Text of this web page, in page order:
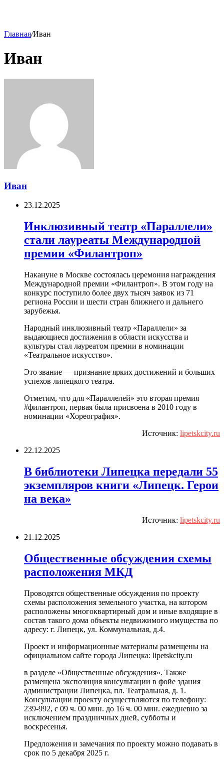
Главная/Иван
Иван
Иван
23.12.2025
Инклюзивный театр «Параллели»
стали лауреаты Международной
премии «Филантроп»
Накануне в Москве состоялась церемония награждения
Международной премии «Филантроп». В этом году на
конкурс поступило более двух тысяч заявок из 71
региона России и шести стран ближнего и дальнего
зарубежья.
Народный инклюзивный театр «Параллели» за
выдающиеся достижения в области искусства и
культуры стал лауреатом премии в номинации
«Театральное искусство».
Это звание — признание ярких достижений и больших
успехов липецкого театра.
Отметим, что для «Параллелей» это вторая премия
#филантроп, первая была присвоена в 2010 году в
номинации «Хореография».
Источник: lipetskcity.ru
22.12.2025
В библиотеки Липецка передали 55
экземпляров книги «Липецк. Герои
на века»
Источник: lipetskcity.ru
21.12.2025
Общественные обсуждения схемы
расположения МКД
Проводятся общественные обсуждения по проекту
схемы расположения земельного участка, на котором
расположены многоквартирный дом и иные входящие в
состав такого дома объекты недвижимого имущества по
адресу: г. Липецк, ул. Коммунальная, д.4.
Проект и информационные материалы размещены на
официальном сайте города Липецка: lipetskcity.ru
в разделе «Общественные обсуждения». Также
размещена экспозиция консультации в фойе здания
администрации Липецка, пл. Театральная, д. 1.
Консультации проекту осуществляются по телефону:
239-992, с 09 ч. 00 мин. до 16 ч. 00 мин. ежедневно за
исключением праздничных дней, субботы и
воскресенья.
Предложения и замечания по проекту можно подавать в
срок по 5 декабря 2025 г.